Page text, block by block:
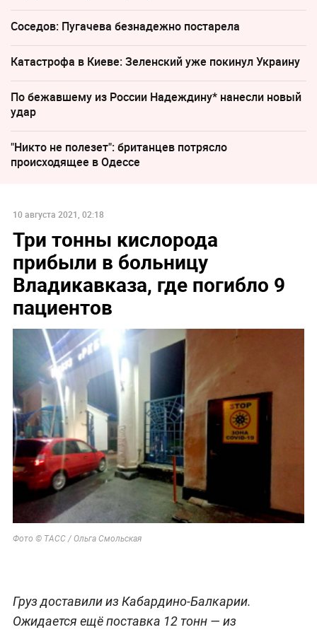
Соседов: Пугачева безнадежно постарела
Катастрофа в Киеве: Зеленский уже покинул Украину
По бежавшему из России Надеждину* нанесли новый
удар
"Никто не полезет": британцев потрясло
происходящее в Одессе
10 августа 2021, 02:18
Три тонны кислорода
прибыли в больницу
Владикавказа, где погибло 9
пациентов
Фото © ТАСС / Ольга Смольская
Груз доставили из Кабардино-Балкарии.
Ожидается ещё поставка 12 тонн — из